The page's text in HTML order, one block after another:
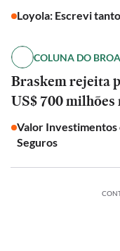
Loyola: Escrevi
COLUNA DO
Braskem rejeita
US$ 700
Valor
Seguros